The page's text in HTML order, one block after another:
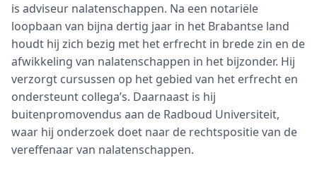
is adviseur nalatenschappen. Na een notariële
loopbaan van bijna dertig jaar in het Brabantse land
houdt hij zich bezig met het erfrecht in brede zin en de
afwikkeling van nalatenschappen in het bijzonder. Hij
verzorgt cursussen op het gebied van het erfrecht en
ondersteunt collega’s. Daarnaast is hij
buitenpromovendus aan de Radboud Universiteit,
waar hij onderzoek doet naar de rechtspositie van de
vereffenaar van nalatenschappen.